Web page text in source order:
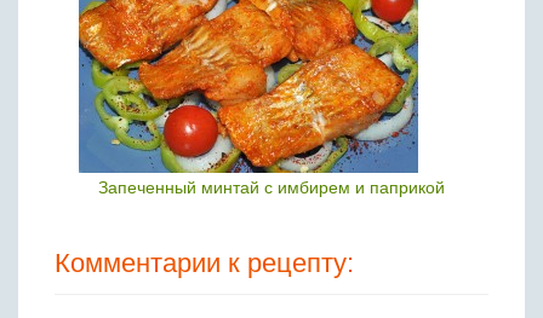
Запеченный минтай с имбирем и паприкой
Комментарии к рецепту: